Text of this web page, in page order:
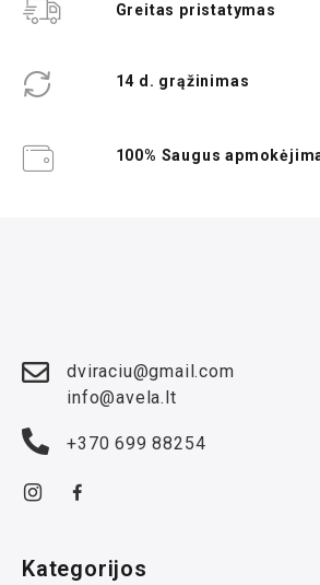
Greitas pristatymas
14 d. grąžinimas
100% Saugus
dviraciu@gmail.com
info@avela.lt
+370 699 88254
Kategorijos